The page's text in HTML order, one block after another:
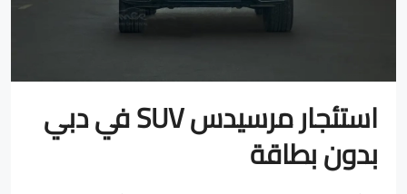
استئجار مرسيدس SUV في دبي
بدون بطاقة